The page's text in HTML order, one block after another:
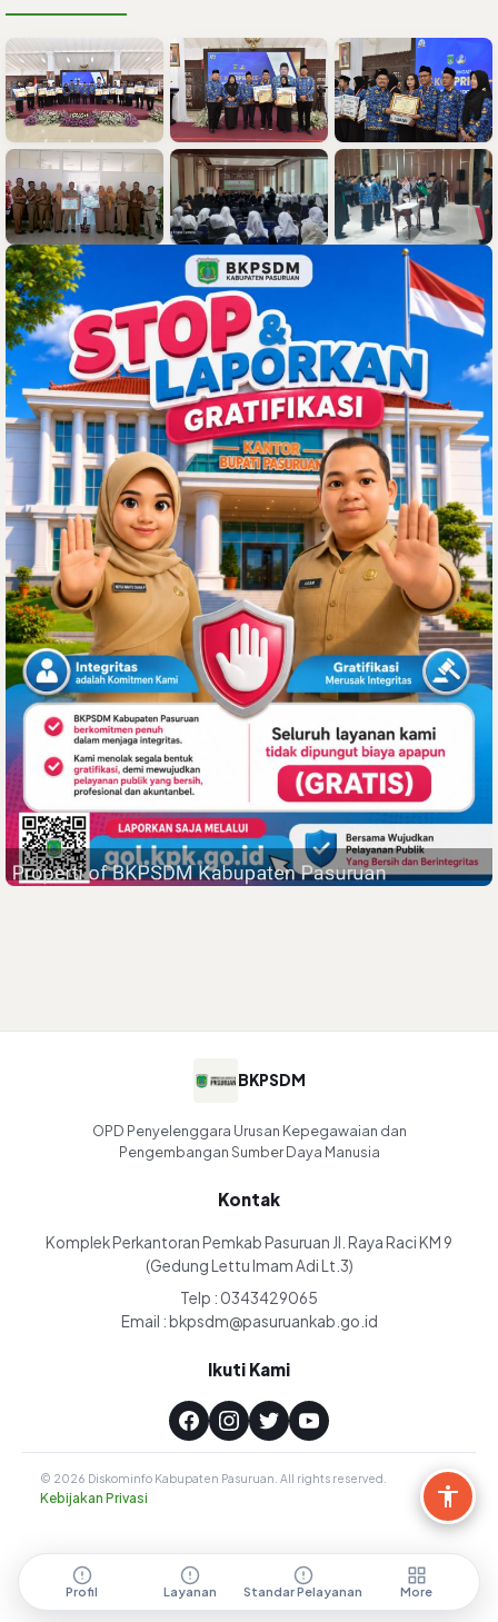
Profil Layanan Standar Pelayanan More
BKPSDM
OPD Penyelenggara Urusan Kepegawaian dan
Pengembangan Sumber Daya Manusia
Kontak
Komplek Perkantoran Pemkab Pasuruan Jl. Raya Raci KM 9
(Gedung Lettu Imam Adi Lt.3)
Telp : 0343429065
Email : bkpsdm@pasuruankab.go.id
Ikuti Kami
© 2026 Diskominfo Kabupaten Pasuruan. All rights reserved.
Kebijakan Privasi